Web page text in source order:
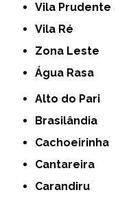
Vila Prudente
Vila Ré
Zona Leste
Água Rasa
Alto do Pari
Brasilândia
Cachoeirinha
Cantareira
Carandiru